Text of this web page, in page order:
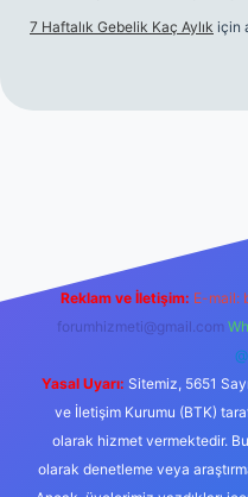
7 Haftalık Gebelik Kaç Aylık için
Reklam ve İletişim: E-mail:
forumhizmeti@gmail.com
Yasal Uyarı: Sitemiz, 5651
ve İletişim Kurumu (BTK)
olarak hizmet vermektedir.
olarak denetleme veya